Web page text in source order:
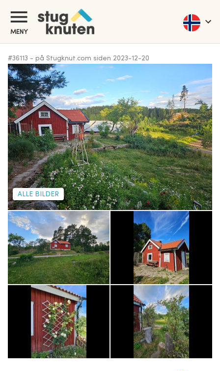
MENY
#36113 - på Stugknut.com siden 2023-12-20
ALLE BILDER